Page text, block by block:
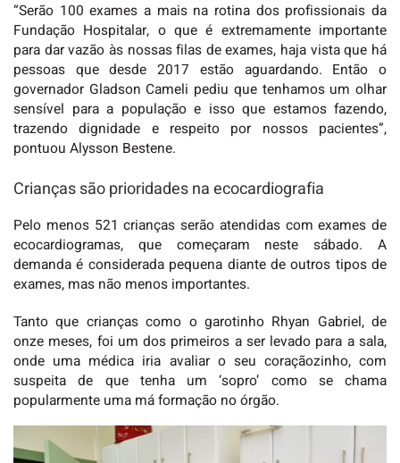
“Serão 100 exames a mais na rotina dos profissionais da
Fundação Hospitalar, o que é extremamente importante
para dar vazão às nossas filas de exames, haja vista que há
pessoas que desde 2017 estão aguardando. Então o
governador Gladson Cameli pediu que tenhamos um olhar
sensível para a população e isso que estamos fazendo,
trazendo dignidade e respeito por nossos pacientes”,
pontuou Alysson Bestene.
Crianças são prioridades na ecocardiografia
Pelo menos 521 crianças serão atendidas com exames de
ecocardiogramas, que começaram neste sábado. A
demanda é considerada pequena diante de outros tipos de
exames, mas não menos importantes.
Tanto que crianças como o garotinho Rhyan Gabriel, de
onze meses, foi um dos primeiros a ser levado para a sala,
onde uma médica iria avaliar o seu coraçãozinho, com
suspeita de que tenha um ‘sopro’ como se chama
popularmente uma má formação no órgão.